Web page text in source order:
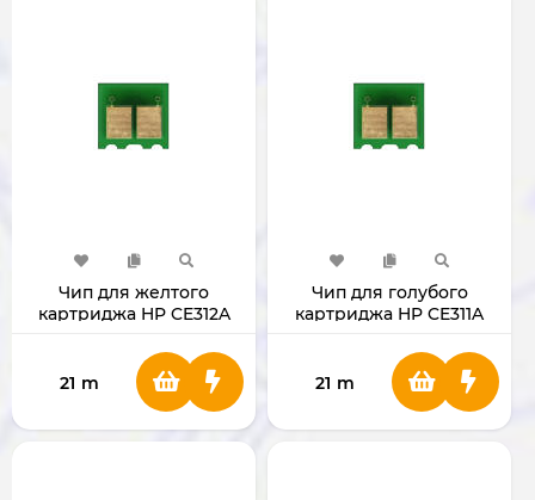
Чип для желтого
картриджа HP CE312A
21 m
Чип для голубого
картриджа HP CE311A
21 m